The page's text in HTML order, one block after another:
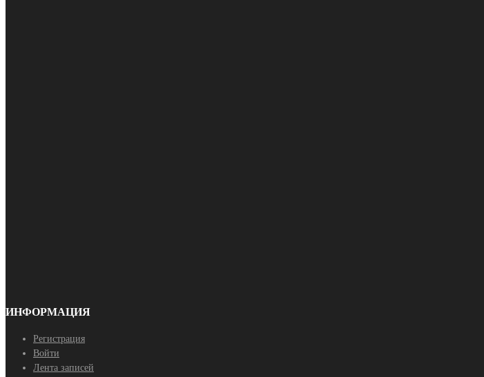
ИНФОРМАЦИЯ
Регистрация
Войти
Лента записей